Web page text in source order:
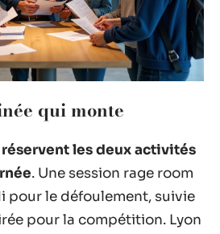
qui monte
les deux activités
. Une session rage room
pour le défoulement, suivie
pour la compétition. Lyon